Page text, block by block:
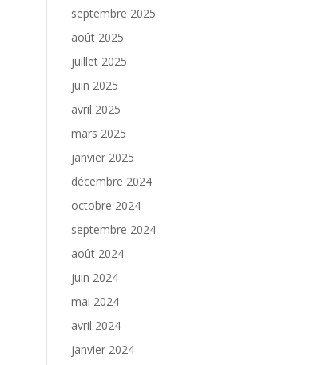
septembre 2025
août 2025
juillet 2025
juin 2025
avril 2025
mars 2025
janvier 2025
décembre 2024
octobre 2024
septembre 2024
août 2024
juin 2024
mai 2024
avril 2024
janvier 2024